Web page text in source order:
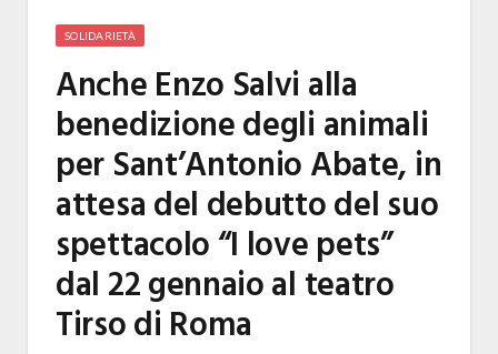
SOLIDARIETÀ
Anche Enzo Salvi alla
benedizione degli animali
per Sant’Antonio Abate, in
attesa del debutto del suo
spettacolo “I love pets”
dal 22 gennaio al teatro
Tirso di Roma